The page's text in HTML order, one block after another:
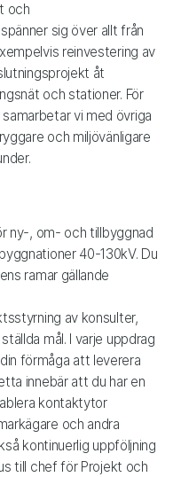
och
sig över allt från
reinvestering av
åt
och stationer. För
vi med övriga
och miljövänligare
ny-, om- och tillbyggnad
40-130kV. Du
ramar gällande
av konsulter,
mål. I varje uppdrag
förmåga att leverera
innebär att du har en
kontaktytor
och andra
kontinuerlig uppföljning
till chef för Projekt och